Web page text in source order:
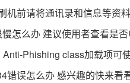
机前请将通讯录和信息等资
慢怎么办 建议使用者查看是
Phishing class加载项可
错误怎么办 感兴趣的快来看